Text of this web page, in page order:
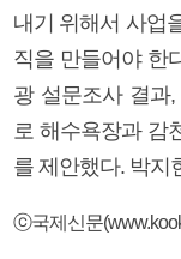
내기 위해서 사업
직을 만들어야 한
광 설문조사 결과
로 해수욕장과 감
를 제안했다. 박지
ⓒ국제신문